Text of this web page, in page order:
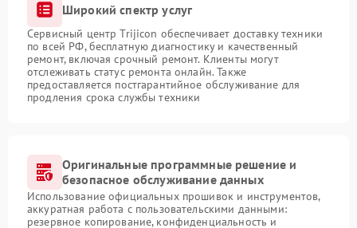
Широкий спектр услуг
Сервисный центр Trijicon обеспечивает доставку техники
по всей РФ, бесплатную диагностику и качественный
ремонт, включая срочный ремонт. Клиенты могут
отслеживать статус ремонта онлайн. Также
предоставляется постгарантийное обслуживание для
продления срока службы техники
Оригинальные программные решение и
безопасное обслуживание данных
Использование официальных прошивок и инструментов,
аккуратная работа с пользовательскими данными:
резервное копирование, конфиденциальность и